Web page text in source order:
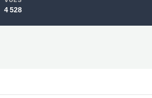
4 528